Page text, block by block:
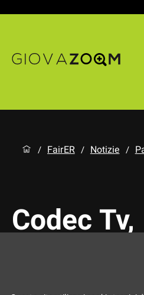
/ FairER / Notizie /
Codec Tv,